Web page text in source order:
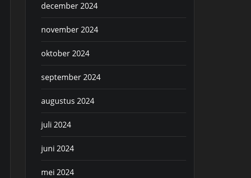
december 2024
november 2024
oktober 2024
september 2024
augustus 2024
juli 2024
juni 2024
mei 2024